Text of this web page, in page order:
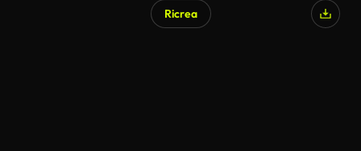
Ricrea